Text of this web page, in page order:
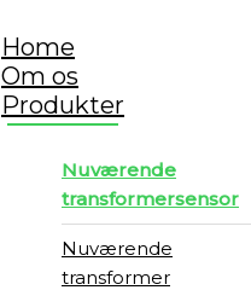
Home
Om os
Produkter
Nuværende
transformersensor
Nuværende
transformer